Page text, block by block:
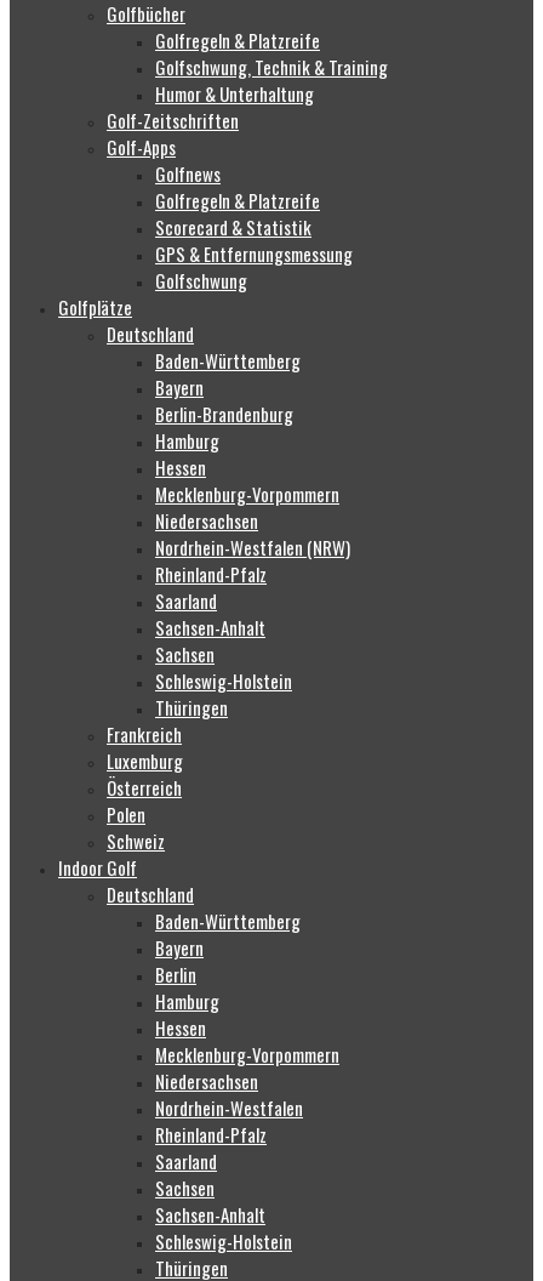
Golfbücher
Golfregeln & Platzreife
Golfschwung, Technik & Training
Humor & Unterhaltung
Golf-Zeitschriften
Golf-Apps
Golfnews
Golfregeln & Platzreife
Scorecard & Statistik
GPS & Entfernungsmessung
Golfschwung
Golfplätze
Deutschland
Baden-Württemberg
Bayern
Berlin-Brandenburg
Hamburg
Hessen
Mecklenburg-Vorpommern
Niedersachsen
Nordrhein-Westfalen (NRW)
Rheinland-Pfalz
Saarland
Sachsen-Anhalt
Sachsen
Schleswig-Holstein
Thüringen
Frankreich
Luxemburg
Österreich
Polen
Schweiz
Indoor Golf
Deutschland
Baden-Württemberg
Bayern
Berlin
Hamburg
Hessen
Mecklenburg-Vorpommern
Niedersachsen
Nordrhein-Westfalen
Rheinland-Pfalz
Saarland
Sachsen
Sachsen-Anhalt
Schleswig-Holstein
Thüringen